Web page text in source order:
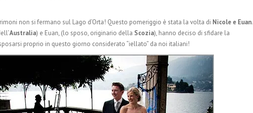
non si fermano sul Lago d’Orta! Questo pomeriggio è stata la volta di Nicole e Euan.
Australia) e Euan, (lo sposo, originario della Scozia), hanno deciso di sfidare la
proprio in questo giorno considerato “iellato” da noi italiani!